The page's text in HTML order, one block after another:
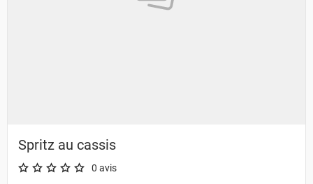
Spritz au cassis
A star rating of 0 out of 5.
0 avis